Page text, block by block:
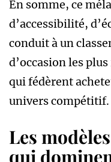
En somme, ce
d’accessibilité,
conduit à un
d’occasion les
qui fédèrent
univers compétitif.
Les
qui